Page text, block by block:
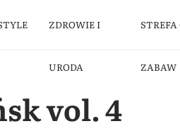
ZDROWIE I
URODA
STREFA
ZABAW
vol. 4